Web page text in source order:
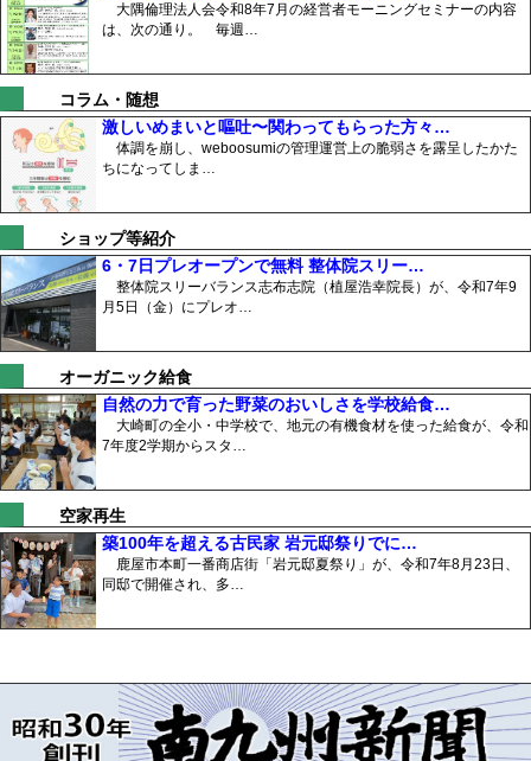
大隅倫理法人会令和8年7月の経営者モーニングセミナーの内容
は、次の通り。 毎週…
コラム・随想
激しいめまいと嘔吐〜関わってもらった方々…
体調を崩し、weboosumiの管理運営上の脆弱さを露呈したかた
ちになってしま…
ショップ等紹介
6・7日プレオープンで無料 整体院スリー…
整体院スリーバランス志布志院（植屋浩幸院長）が、令和7年9
月5日（金）にプレオ…
オーガニック給食
自然の力で育った野菜のおいしさを学校給食…
大崎町の全小・中学校で、地元の有機食材を使った給食が、令和
7年度2学期からスタ…
空家再生
築100年を超える古民家 岩元邸祭りでに…
鹿屋市本町一番商店街「岩元邸夏祭り」が、令和7年8月23日、
同邸で開催され、多…